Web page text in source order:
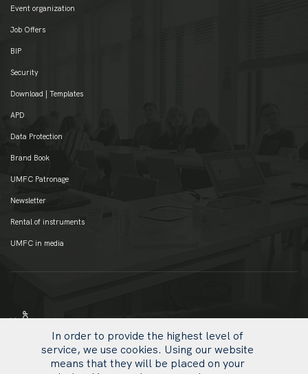
Event organization
Job Offers
BIP
Security
Download | Templates
APD
Data Protection
Brand Book
UMFC Patronage
Newsletter
Rental of instruments
UMFC in media
In order to provide the highest level of
service, we use cookies. Using our website
means that they will be placed on your